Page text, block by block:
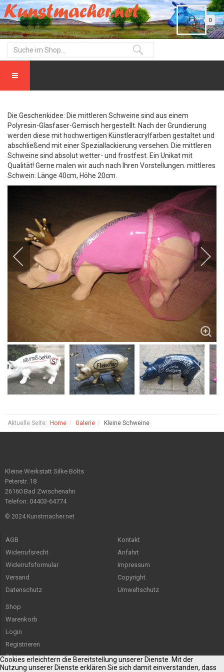
0
Die Geschenkidee: Die mittleren Schweine sind aus einem
Polyresin-Glasfaser-Gemisch hergestellt. Nach der Grundierung
werden diese mit hochwertigen Künstleracrylfarben gestaltet und
abschließend mit einer Speziallackierung versehen. Die mittleren
Schweine sind absolut wetter- und frostfest. Ein Unikat mit
Qualität! Gerne malen wir auch nach Ihren Vorstellungen. mittleres
Schwein: Länge 40cm, Höhe 20cm.
Aktuelle Seite: Home Galerie Kleine Schweine
Kleine Werkstatt Silke Bölts
Peterstr. 18
26160 Bad Zwischenahn
Telefon: 04403-64774
© 2024 Kunstmacher.net
AGB
Widerrufsrecht
Widerrufsformular
Versand
Datenschutz
Kontakt
Anfahrt
Impressum
Copyright
Umweltschutz
Shop
Warenkorb
Login
Registrieren
Sitemap
Cookies erleichtern die Bereitstellung unserer Dienste. Mit der
Nutzung unserer Dienste erklären Sie sich damit einverstanden, dass